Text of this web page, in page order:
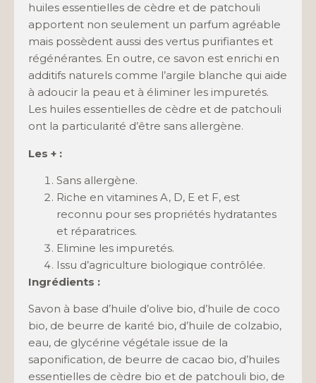
huiles essentielles de cèdre et de patchouli
apportent non seulement un parfum agréable
mais possèdent aussi des vertus purifiantes et
régénérantes. En outre, ce savon est enrichi en
additifs naturels comme l’argile blanche qui aide
à adoucir la peau et à éliminer les impuretés.
Les huiles essentielles de cèdre et de patchouli
ont la particularité d’être sans allergène.
Les + :
Sans allergène.
Riche en vitamines A, D, E et F, est
reconnu pour ses propriétés hydratantes
et réparatrices.
Elimine les impuretés.
Issu d’agriculture biologique contrôlée.
Ingrédients :
Savon à base d’huile d’olive bio, d’huile de coco
bio, de beurre de karité bio, d’huile de colzabio,
eau, de glycérine végétale issue de la
saponification, de beurre de cacao bio, d’huiles
essentielles de cèdre bio et de patchouli bio, de